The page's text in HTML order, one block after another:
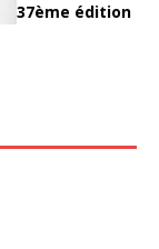
37ème édition